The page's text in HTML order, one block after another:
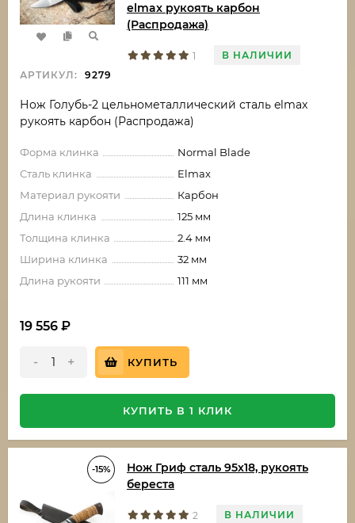
elmax рукоять карбон
(Распродажа)
1
В НАЛИЧИИ
АРТИКУЛ:
9279
Нож Голубь-2 цельнометаллический сталь elmax
рукоять карбон (Распродажа)
Форма клинка
Normal Blade
Сталь клинка
Elmax
Материал рукояти
Карбон
Длина клинка
125 мм
Толщина клинка
2.4 мм
Ширина клинка
32 мм
Длина рукояти
111 мм
19 556 ₽
- + КУПИТЬ
КУПИТЬ В 1 КЛИК
-15%
Нож Гриф сталь 95х18, рукоять
береста
2
В НАЛИЧИИ